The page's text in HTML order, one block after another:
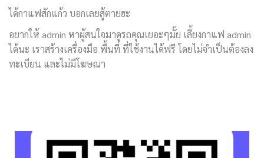
ได้กาแฟสักแก้ว บอกเลยสู้ตายฮะ
อยากให้ admin หาผู้สนใจมาดูรถคุณเยอะๆมั้ย เลี้ยงกาแฟ admin
ได้นะ เราสร้างเครื่องมือ พื้นที่ ที่ใช้งานได้ฟรี โดยไม่จำเป็นต้องลง
ทะเบียน และไม่มีโฆษณา